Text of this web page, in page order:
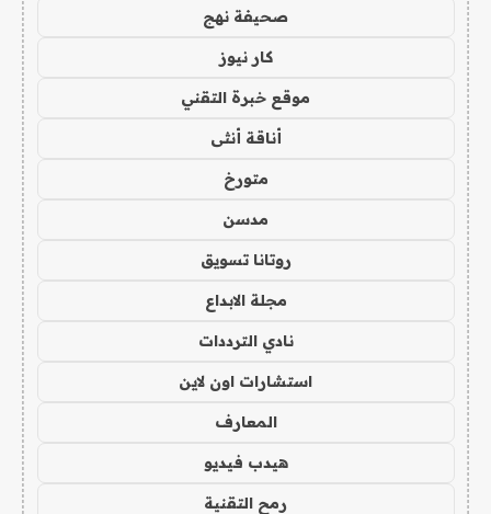
صحيفة نهج
كار نيوز
موقع خبرة التقني
أناقة أنثى
متورخ
مدسن
روتانا تسويق
مجلة الابداع
نادي الترددات
استشارات اون لاين
المعارف
هيدب فيديو
رمح التقنية